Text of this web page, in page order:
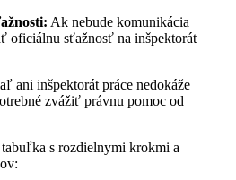
Ak nebude komunikácia
oficiálnu sťažnosť na inšpektorát
ani inšpektorát práce nedokáže
zvážiť právnu pomoc od
s rozdielnymi krokmi a